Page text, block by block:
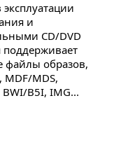
и
CD/DVD
файлы образов,
MDF/MDS,
BWI/B5I, IMG...